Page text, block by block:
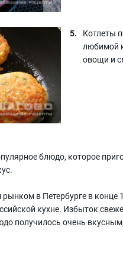
Котлеты
любимой
овощи и
блюдо, которое
в Петербурге в конце
кухне. Избыток
получилось очень